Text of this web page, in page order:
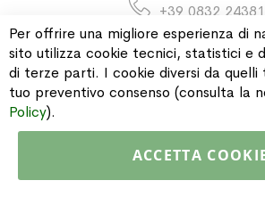
+39 0832
INFORMAZIONI
Per offrire una migliore esperienza di
sito utilizza cookie tecnici, statistici e
di terze parti. I cookie diversi da quelli
tuo preventivo consenso (consulta la
Policy).
ACCETTA